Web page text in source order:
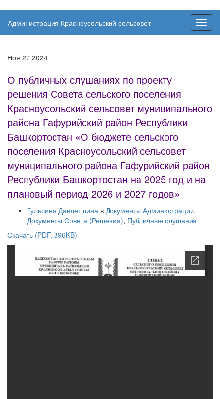
Вкл/
выкл
Администрация Красноусольский сельсовет
Ноя 27 2024
О публичных слушаниях по проекту
решения Совета сельского поселения
Красноусольский сельсовет муниципального
района Гафурийский район Республики
Башкортостан «О бюджете сельского
поселения Красноусольский сельсовет
муниципального района Гафурийский район
Республики Башкортостан на 2025 год и на
плановый период 2026 и 2027 годов»
Гульсина Давлетшина в Документы Администрации,
Документы Совета (Решения), Публичные слушания
Скачать (PDF, 896KB)